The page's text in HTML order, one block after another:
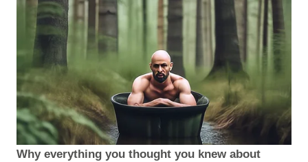
Why everything you thought you knew about